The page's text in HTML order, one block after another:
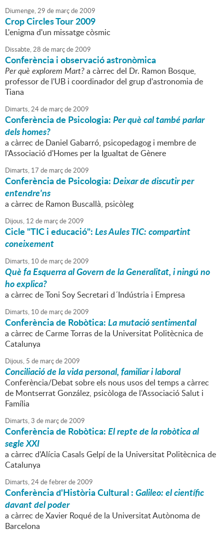
Diumenge,29 de marçde2009
Crop Circles Tour 2009
L'enigma d'un missatge còsmic
Dissabte,28 de marçde2009
Conferència i observació astronòmica
Per què explorem Mart?a càrrec del Dr. Ramon Bosque,
professor de l'UB i coordinador del grup d'astronomia de
Tiana
Dimarts,24de marçde2009
Conferència de Psicologia:Per què cal també parlar
dels homes?
a càrrec de Daniel Gabarró, psicopedagog i membre de
l'Associació d'Homes per la Igualtat de Gènere
Dimarts, 17 de marçde2009
Conferència de Psicologia:Deixar de discutir per
entendre'ns
a càrrec de Ramon Buscallà, psicòleg
Dijous, 12 de marçde2009
Cicle "TIC i educació":Les Aules TIC: compartint
coneixement
Dimarts, 10 de marçde2009
Què fa Esquerra al Govern de la Generalitat, i ningú no
ho explica?
a càrrec de Toni Soy Secretari d´Indústria i Empresa
Dimarts, 10 de marçde2009
Conferència de Robòtica:La mutació sentimental
a càrrec de Carme Torras de la Universitat Politècnica de
Catalunya
Dijous, 5 de marçde2009
Conciliació de la vida personal, familiar i laboral
Conferència/Debat sobre els nous usos del temps a càrrec
de Montserrat González, psicòloga de l'Associació Salut i
Família
Dimarts,3 de marçde2009
Conferència de Robòtica:El repte de la robòtica al
segle XXI
a càrrec d'Alícia Casals Gelpí de la Universitat Politècnica de
Catalunya
Dimarts,24defebrerde2009
Conferència d'Història Cultural :Galileo: el científic
davant del poder
a càrrec de Xavier Roqué de la Universitat Autònoma de
Barcelona